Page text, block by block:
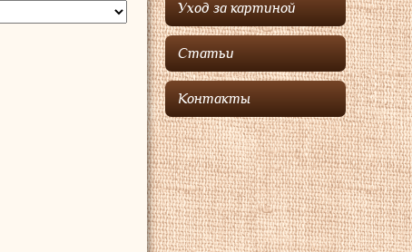
Уход за картиной
Статьи
Контакты